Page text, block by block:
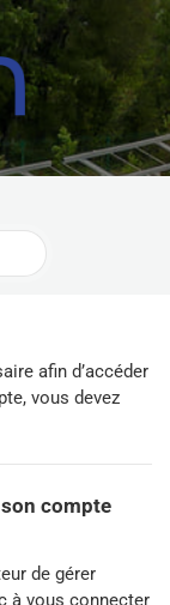
afin d’accéder
vous devez
compte
de gérer
à vous connecter